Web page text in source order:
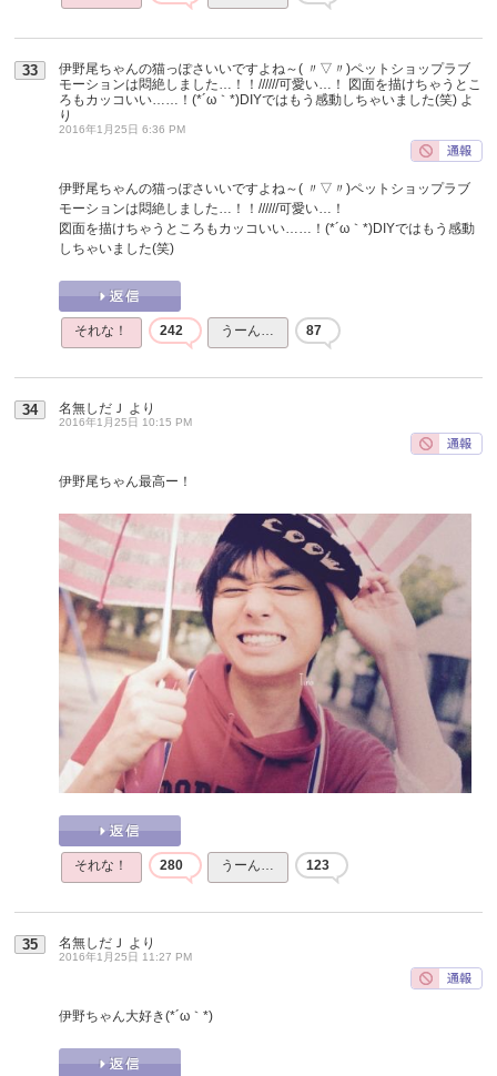
33
伊野尾ちゃんの猫っぽさいいですよね～( 〃▽〃)ペットショップラブ
モーションは悶絶しました…！！//////可愛い…！ 図面を描けちゃうとこ
ろもカッコいい……！(*´ω｀*)DIYではもう感動しちゃいました(笑) よ
り
2016年1月25日 6:36 PM
伊野尾ちゃんの猫っぽさいいですよね～( 〃▽〃)ペットショップラブ
モーションは悶絶しました…！！//////可愛い…！
図面を描けちゃうところもカッコいい……！(*´ω｀*)DIYではもう感動
しちゃいました(笑)
それな！ 242 うーん… 87
34 名無しだＪ より
2016年1月25日 10:15 PM
伊野尾ちゃん最高ー！
それな！ 280 うーん… 123
35 名無しだＪ より
2016年1月25日 11:27 PM
伊野ちゃん大好き(*´ω｀*)